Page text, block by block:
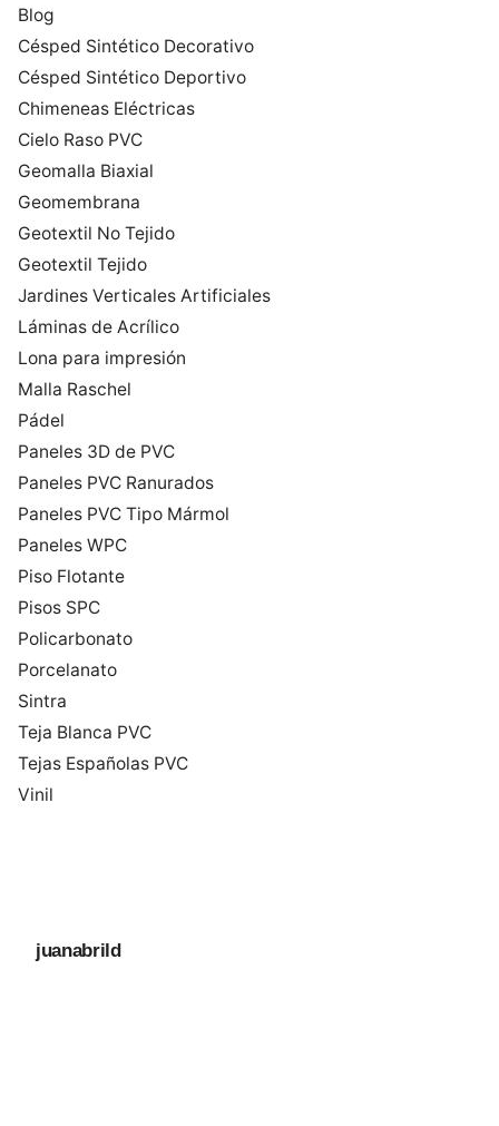
Blog
Césped Sintético Decorativo
Césped Sintético Deportivo
Chimeneas Eléctricas
Cielo Raso PVC
Geomalla Biaxial
Geomembrana
Geotextil No Tejido
Geotextil Tejido
Jardines Verticales Artificiales
Láminas de Acrílico
Lona para impresión
Malla Raschel
Pádel
Paneles 3D de PVC
Paneles PVC Ranurados
Paneles PVC Tipo Mármol
Paneles WPC
Piso Flotante
Pisos SPC
Policarbonato
Porcelanato
Sintra
Teja Blanca PVC
Tejas Españolas PVC
Vinil
juanabrild